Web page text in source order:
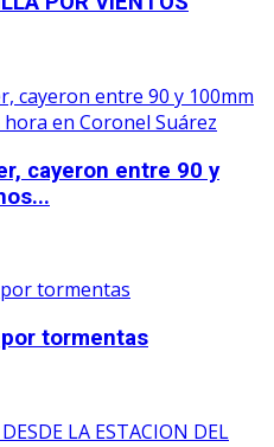
cayeron entre 90 y
tormentas